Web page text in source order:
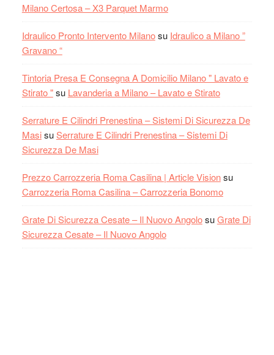
Milano Certosa – X3 Parquet Marmo
Idraulico Pronto Intervento Milanosu Idraulico a Milano ”
Gravano “
Tintoria Presa E Consegna A Domicilio Milano " Lavato e
Stirato "su Lavanderia a Milano – Lavato e Stirato
Serrature E Cilindri Prenestina – Sistemi Di Sicurezza De
MasisuSerrature E Cilindri Prenestina – Sistemi Di
Sicurezza De Masi
Prezzo Carrozzeria Roma Casilina | Article Visionsu
Carrozzeria Roma Casilina – Carrozzeria Bonomo
Grate Di Sicurezza Cesate – Il Nuovo AngolosuGrate Di
Sicurezza Cesate – Il Nuovo Angolo